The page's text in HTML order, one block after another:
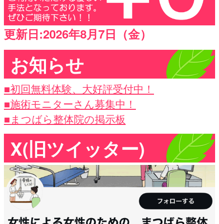
更新日:2026年8月7日（金）
お知らせ
■初回無料体験、大好評受付中！
■施術モニターさん募集中！
■まつばら整体院の掲示板
X(旧ツイッター)